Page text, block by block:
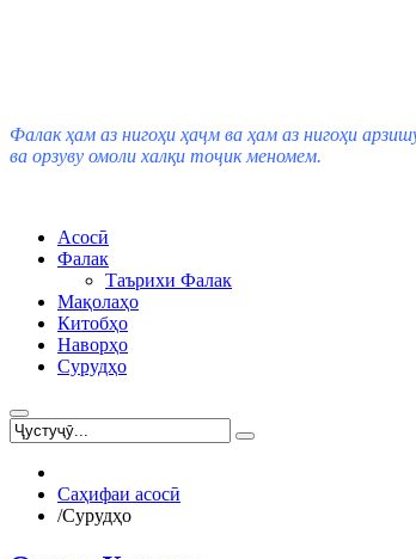
Фалак ҳам аз нигоҳи ҳаҷм ва ҳам аз нигоҳи
ва орзуву омоли халқи тоҷик меномем.
Асосӣ
Фалак
Таърихи Фалак
Мақолаҳо
Китобҳо
Наворҳо
Сурудҳо
Саҳифаи асосӣ
/Сурудҳо